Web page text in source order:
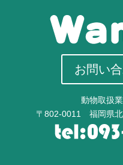
お問い
動物取扱
〒802-0011 福岡県北